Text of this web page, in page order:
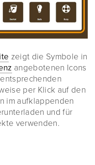
zeigt die Symbole in
angebotenen Icons
per Klick auf den
im aufklappenden
und für
verwenden.